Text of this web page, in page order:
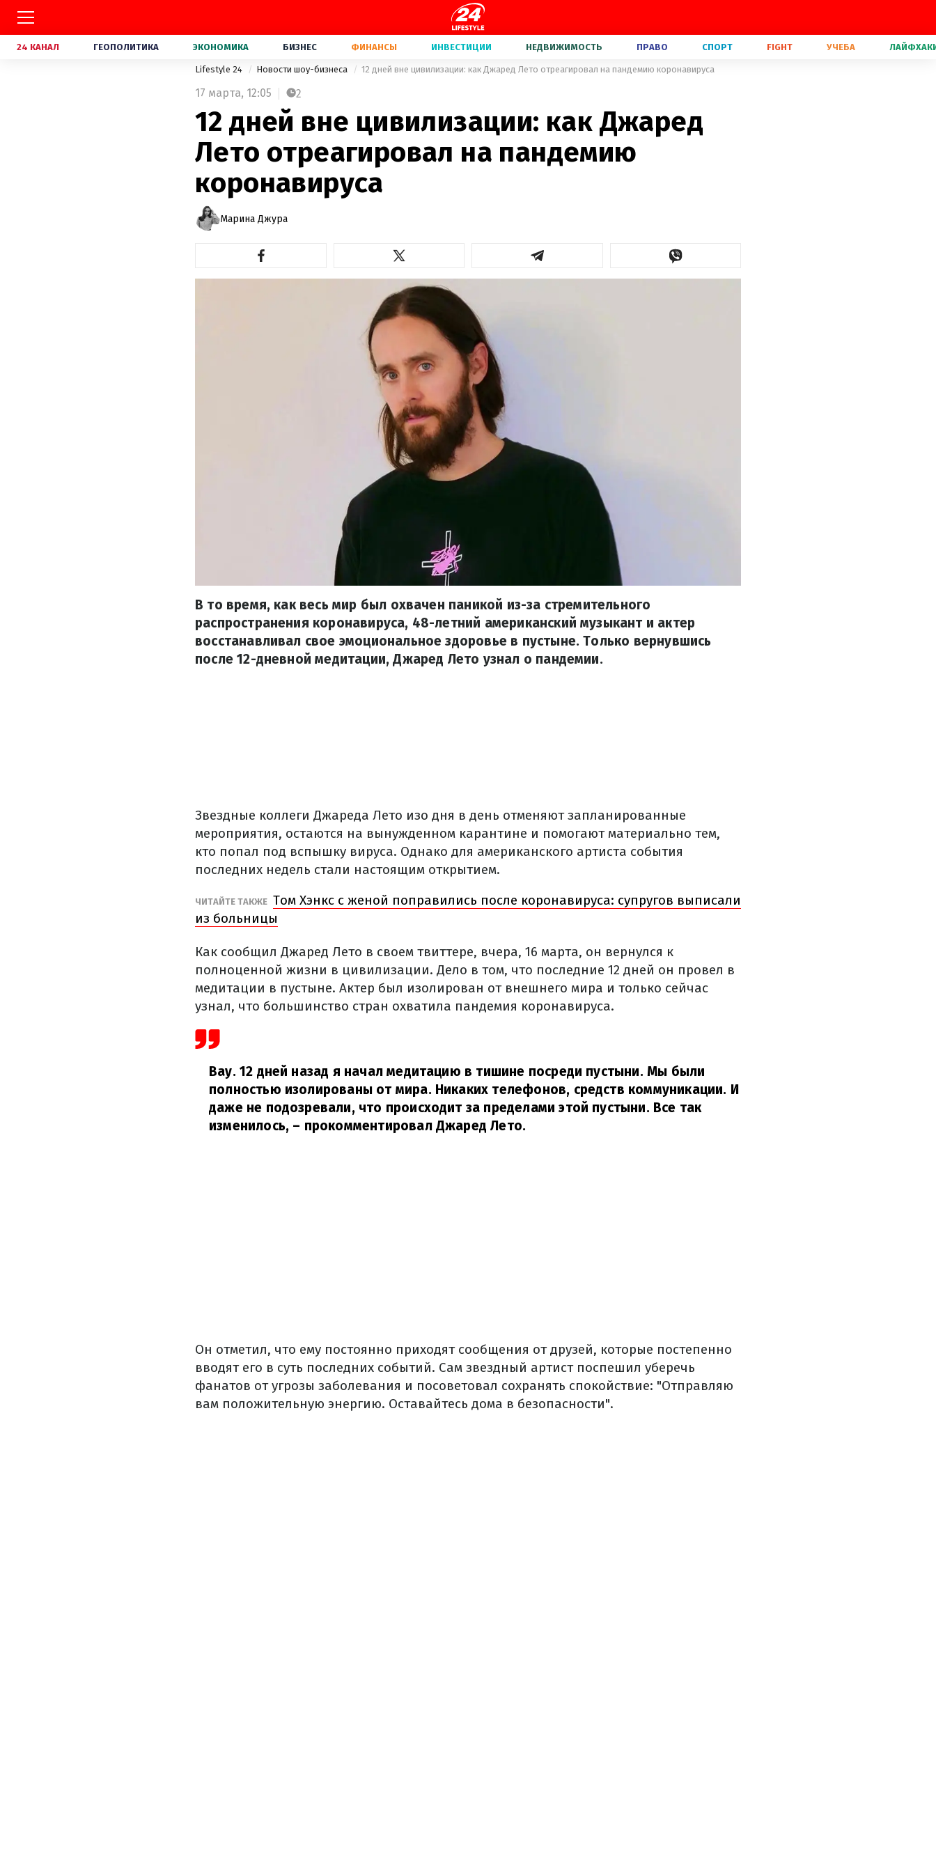
24 КАНАЛ ГЕОПОЛИТИКА ЭКОНОМИКА БИЗНЕС ФИНАНСЫ ИНВЕСТИЦИИ НЕДВИЖИМОСТЬ ПРАВО СПОРТ FIGHT УЧЕБА
Lifestyle 24 Новости шоу-бизнеса 12 дней вне цивилизации: как Джаред Лето отреагировал на пандемию коронавируса
17 марта, 12:05 2
12 дней вне цивилизации: как Джаред
Лето отреагировал на пандемию
коронавируса
Марина Джура
В то время, как весь мир был охвачен паникой из-за стремительного
распространения коронавируса, 48-летний американский музыкант и актер
восстанавливал свое эмоциональное здоровье в пустыне. Только вернувшись
после 12-дневной медитации, Джаред Лето узнал о пандемии.
Звездные коллеги Джареда Лето изо дня в день отменяют запланированные
мероприятия, остаются на вынужденном карантине и помогают материально тем,
кто попал под вспышку вируса. Однако для американского артиста события
последних недель стали настоящим открытием.
ЧИТАЙТЕ ТАКЖЕ Том Хэнкс с женой поправились после коронавируса: супругов выписали
из больницы
Как сообщил Джаред Лето в своем твиттере, вчера, 16 марта, он вернулся к
полноценной жизни в цивилизации. Дело в том, что последние 12 дней он провел в
медитации в пустыне. Актер был изолирован от внешнего мира и только сейчас
узнал, что большинство стран охватила пандемия коронавируса.
Вау. 12 дней назад я начал медитацию в тишине посреди пустыни. Мы были
полностью изолированы от мира. Никаких телефонов, средств коммуникации. И
даже не подозревали, что происходит за пределами этой пустыни. Все так
изменилось, – прокомментировал Джаред Лето.
Он отметил, что ему постоянно приходят сообщения от друзей, которые постепенно
вводят его в суть последних событий. Сам звездный артист поспешил уберечь
фанатов от угрозы заболевания и посоветовал сохранять спокойствие: "Отправляю
вам положительную энергию. Оставайтесь дома в безопасности".